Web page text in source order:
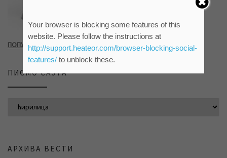
ПОПУНИТЕ УПИТНИК КЛИКОМ НА СЛИКУ ИЛИ ОВАЈ ЛИНК
ПИСМО САЈТА
АРХИВА ВЕСТИ
Your browser is blocking some features of this
website. Please follow the instructions at
http://support.heateor.com/browser-blocking-social-
features/to unblock these.